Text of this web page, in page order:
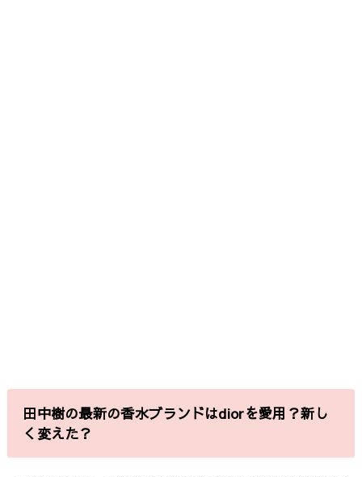
田中樹の最新の香水ブランドはdiorを愛用？新し
く変えた？